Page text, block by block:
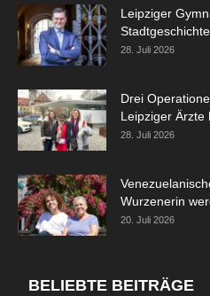
Leipziger
28. Juli 2026
Drei
Leipziger Ärzte
28. Juli 2026
Wurzenerin
20. Juli 2026
BELIEBTE BEITRÄGE